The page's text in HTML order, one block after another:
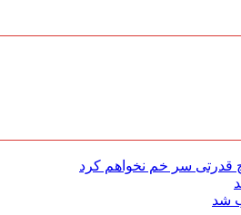
قدرتی سر خم نخواهم کرد
شد